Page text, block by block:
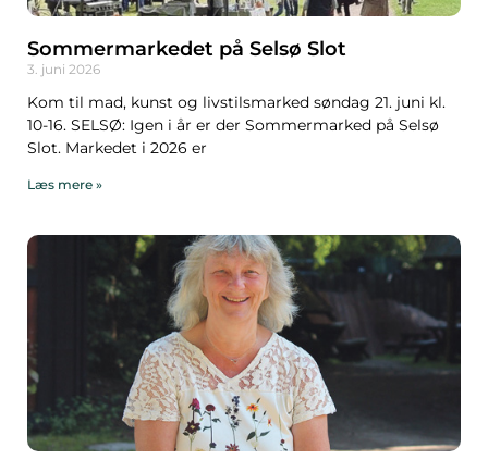
Sommermarkedet på Selsø Slot
3. juni 2026
Kom til mad, kunst og livstilsmarked søndag 21. juni kl.
10-16. SELSØ: Igen i år er der Sommermarked på Selsø
Slot. Markedet i 2026 er
Læs mere »